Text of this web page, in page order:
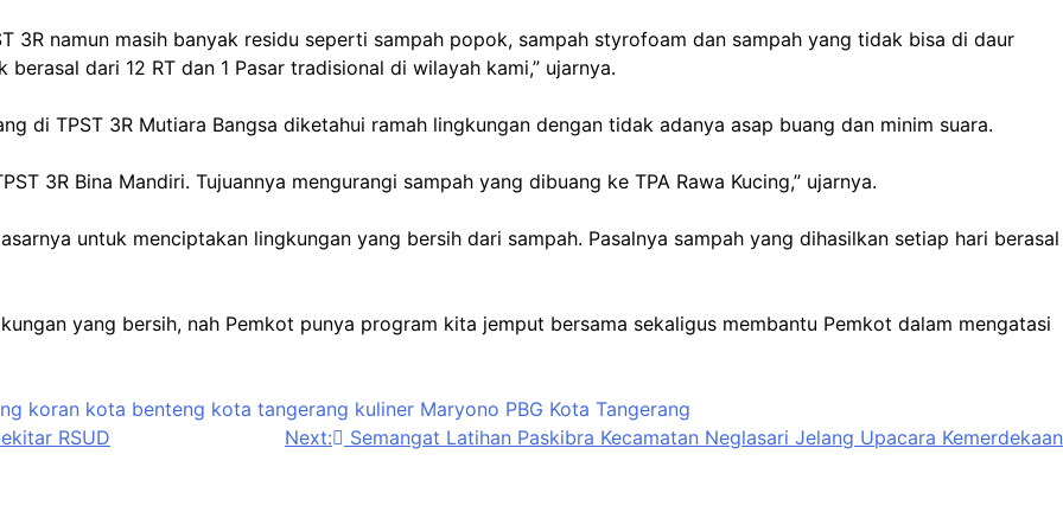
3R namun masih banyak residu seperti sampah popok, sampah styrofoam dan sampah yang tidak bisa di daur
dari 12 RT dan 1 Pasar tradisional di wilayah kami,” ujarnya.
di TPST 3R Mutiara Bangsa diketahui ramah lingkungan dengan tidak adanya asap buang dan minim suara.
3R Bina Mandiri. Tujuannya mengurangi sampah yang dibuang ke TPA Rawa Kucing,” ujarnya.
untuk menciptakan lingkungan yang bersih dari sampah. Pasalnya sampah yang dihasilkan setiap hari berasal
yang bersih, nah Pemkot punya program kita jemput bersama sekaligus membantu Pemkot dalam mengatasi
koran kota benteng kota tangerang kuliner Maryono PBG Kota Tangerang
RSUD
Next: Semangat Latihan Paskibra Kecamatan Neglasari Jelang Upacara Kemerdekaan